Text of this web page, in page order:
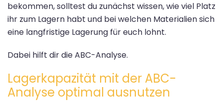
bekommen, solltest du zunächst wissen, wie viel Platz
ihr zum Lagern habt und bei welchen Materialien sich
eine langfristige Lagerung für euch lohnt.
Dabei hilft dir die ABC-Analyse.
Lagerkapazität mit der ABC-
Analyse optimal ausnutzen